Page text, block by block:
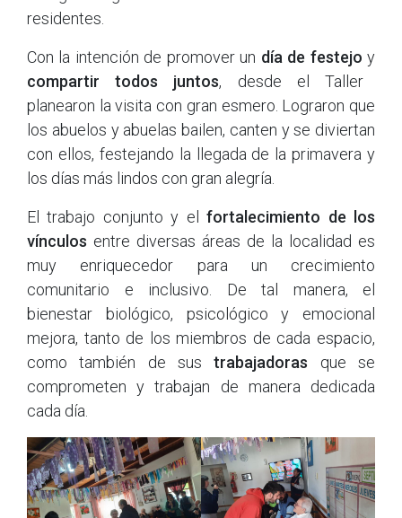
residentes.
Con la intención de promover un día de festejoy
compartir todos juntos, desde el Taller
planearon la visita con gran esmero. Lograron que
los abuelos y abuelas bailen, canten y se diviertan
con ellos, festejando la llegada de la primavera y
los días más lindos con gran alegría.
El trabajo conjunto y el
fortalecimiento de los
vínculos entre diversas áreas de la localidad es
muy enriquecedor para un crecimiento
comunitario e inclusivo. De tal manera, el
bienestar biológico, psicológico y emocional
mejora, tanto de los miembros de cada espacio,
como también de sustrabajadoras que se
comprometen y trabajan de manera dedicada
cada día.